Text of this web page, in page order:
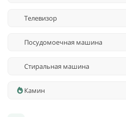
Телевизор
Посудомоечная машина
Стиральная машина
Камин